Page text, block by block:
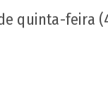
quinta-feira